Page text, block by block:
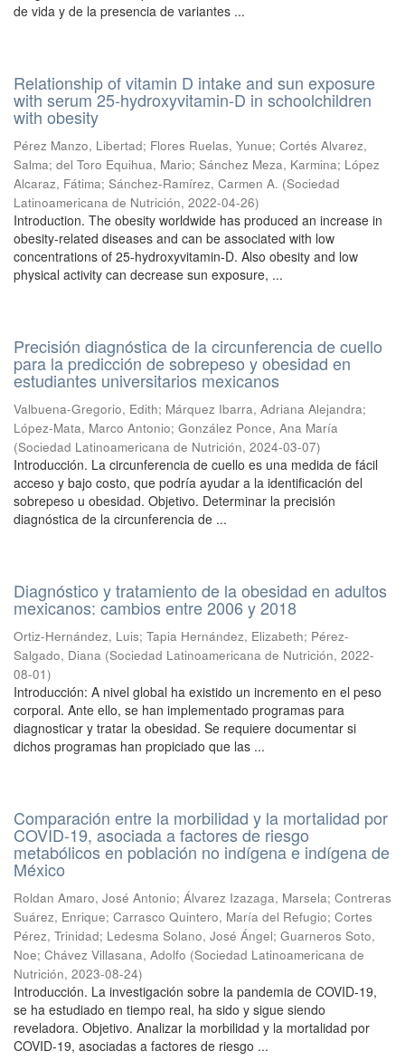
de vida y de la presencia de variantes ...
Relationship of vitamin D intake and sun exposure
with serum 25-hydroxyvitamin-D in schoolchildren
with obesity
Pérez Manzo, Libertad; Flores Ruelas, Yunue; Cortés Alvarez,
Salma; del Toro Equihua, Mario; Sánchez Meza, Karmina; López
Alcaraz, Fátima; Sánchez-Ramírez, Carmen A. (Sociedad
Latinoamericana de Nutrición, 2022-04-26)
Introduction. The obesity worldwide has produced an increase in
obesity-related diseases and can be associated with low
concentrations of 25-hydroxyvitamin-D. Also obesity and low
physical activity can decrease sun exposure, ...
Precisión diagnóstica de la circunferencia de cuello
para la predicción de sobrepeso y obesidad en
estudiantes universitarios mexicanos
Valbuena-Gregorio, Edith; Márquez Ibarra, Adriana Alejandra;
López-Mata, Marco Antonio; González Ponce, Ana María
(Sociedad Latinoamericana de Nutrición, 2024-03-07)
Introducción. La circunferencia de cuello es una medida de fácil
acceso y bajo costo, que podría ayudar a la identificación del
sobrepeso u obesidad. Objetivo. Determinar la precisión
diagnóstica de la circunferencia de ...
Diagnóstico y tratamiento de la obesidad en adultos
mexicanos: cambios entre 2006 y 2018
Ortiz-Hernández, Luis; Tapia Hernández, Elizabeth; Pérez-
Salgado, Diana (Sociedad Latinoamericana de Nutrición, 2022-
08-01)
Introducción: A nivel global ha existido un incremento en el peso
corporal. Ante ello, se han implementado programas para
diagnosticar y tratar la obesidad. Se requiere documentar si
dichos programas han propiciado que las ...
Comparación entre la morbilidad y la mortalidad por
COVID-19, asociada a factores de riesgo
metabólicos en población no indígena e indígena de
México
Roldan Amaro, José Antonio; Álvarez Izazaga, Marsela; Contreras
Suárez, Enrique; Carrasco Quintero, María del Refugio; Cortes
Pérez, Trinidad; Ledesma Solano, José Ángel; Guarneros Soto,
Noe; Chávez Villasana, Adolfo (Sociedad Latinoamericana de
Nutrición, 2023-08-24)
Introducción. La investigación sobre la pandemia de COVID-19,
se ha estudiado en tiempo real, ha sido y sigue siendo
reveladora. Objetivo. Analizar la morbilidad y la mortalidad por
COVID-19, asociadas a factores de riesgo ...